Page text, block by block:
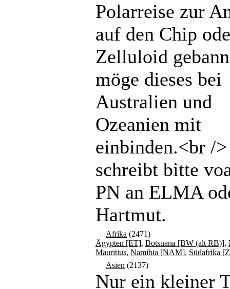
Polarreise zur
auf den Chip
Zelluloid
möge dieses bei
Australien und
Ozeanien mit
einbinden.<br /
schreibt bitte
PN an ELMA
Hartmut.
Afrika (2471)
Ägypten [ET], Botsuana [BW (alt RB)],
Mauritius, Namibia [NAM], Südafrika
Asien (2137)
Nur ein kleiner